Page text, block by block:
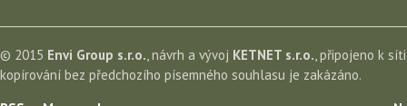
© 2015 Envi Group s.r.o. , návrh a vývoj KETNET s.r.o. , připojeno k
kopírování bez předchozího písemného souhlasu je zakázáno.